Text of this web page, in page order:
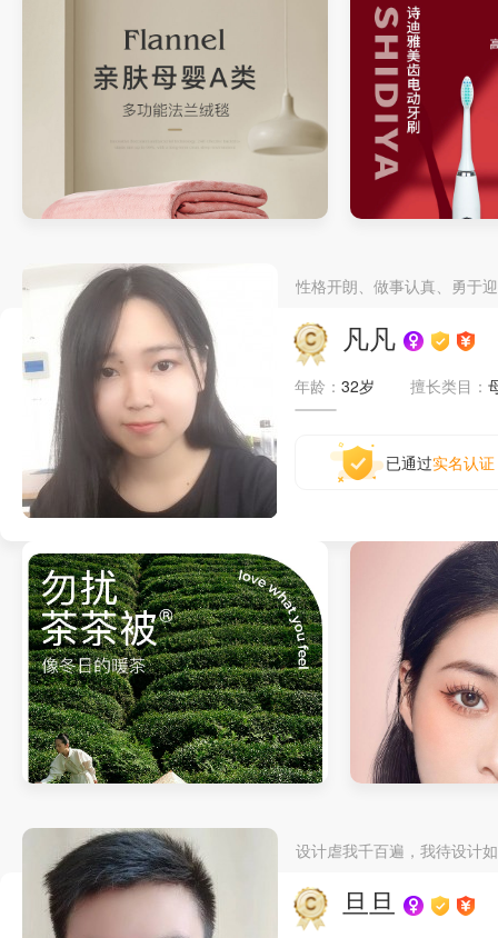
性格开朗、做事认真、勇于
凡凡
年龄： 32岁 擅长类目：
已通过实名认证
设计虐我千百遍，我待设计
旦旦